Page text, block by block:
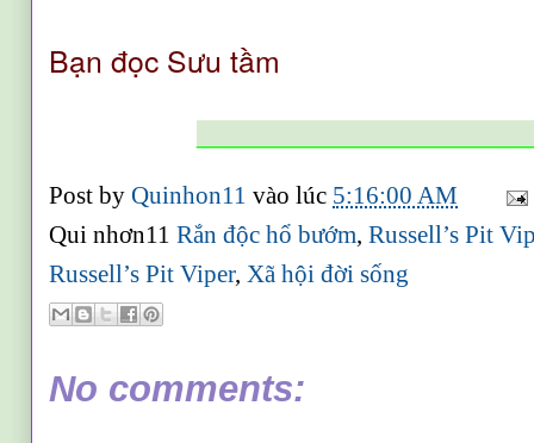
Bạn đọc Sưu tầm
Post byQuinhon11vào lúc 5:16:00 AM
Qui nhơn11Rắn độc hổ bướm,Russell’s Pit
Russell’s Pit Viper,Xã hội đời sống
No comments: